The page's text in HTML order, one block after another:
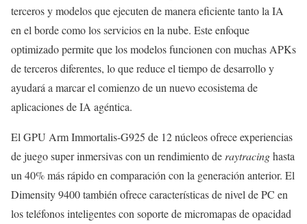
terceros y modelos que ejecuten de manera eficiente tanto la IA
en el borde como los servicios en la nube. Este enfoque
optimizado permite que los modelos funcionen con muchas APKs
de terceros diferentes, lo que reduce el tiempo de desarrollo y
ayudará a marcar el comienzo de un nuevo ecosistema de
aplicaciones de IA agéntica.
El GPU Arm Immortalis-G925 de 12 núcleos ofrece experiencias
de juego super inmersivas con un rendimiento de raytracinghasta
un 40% más rápido en comparación con la generación anterior. El
Dimensity 9400 también ofrece características de nivel de PC en
los teléfonos inteligentes con soporte de micromapas de opacidad